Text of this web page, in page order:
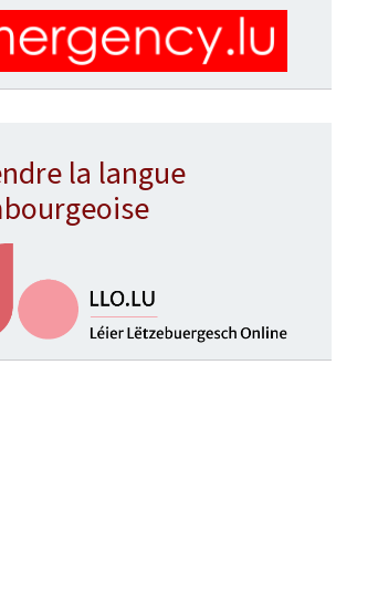
la langue